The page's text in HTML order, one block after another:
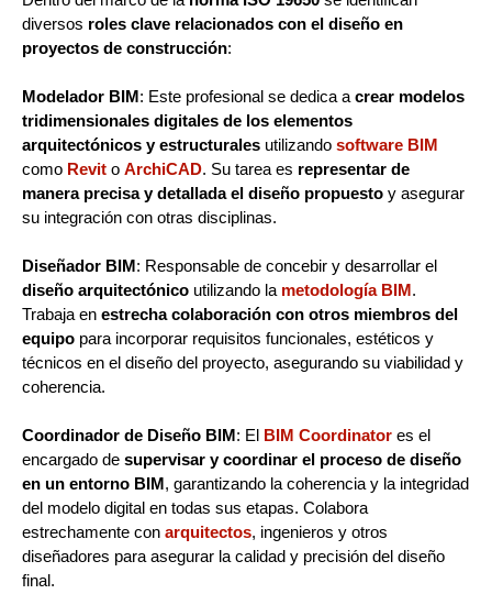
diversos roles clave relacionados con el diseño en
proyectos de construcción:
Modelador BIM: Este profesional se dedica a crear modelos
tridimensionales digitales de los elementos
arquitectónicos y estructurales utilizando software BIM
como Revit o ArchiCAD. Su tarea es representar de
manera precisa y detallada el diseño propuesto y asegurar
su integración con otras disciplinas.
Diseñador BIM: Responsable de concebir y desarrollar el
diseño arquitectónico utilizando la metodología BIM.
Trabaja en estrecha colaboración con otros miembros del
equipo para incorporar requisitos funcionales, estéticos y
técnicos en el diseño del proyecto, asegurando su viabilidad y
coherencia.
Coordinador de Diseño BIM: El BIM Coordinator es el
encargado de supervisar y coordinar el proceso de diseño
en un entorno BIM, garantizando la coherencia y la integridad
del modelo digital en todas sus etapas. Colabora
estrechamente con arquitectos, ingenieros y otros
diseñadores para asegurar la calidad y precisión del diseño
final.